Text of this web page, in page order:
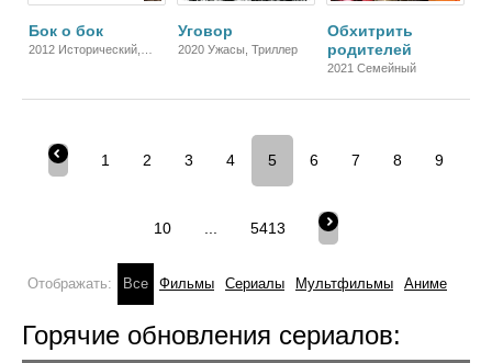
Бок о бок
2012 Исторический,
Уговор
2020 Ужасы, Триллер
Обхитрить
родителей
2021 Семейный
1 2 3 4 5 6 7 8 9
10 ... 5413
Аниме
Мультфильмы
Сериалы
Фильмы
Все
Отображать:
Горячие обновления сериалов: